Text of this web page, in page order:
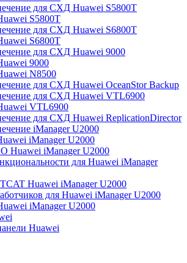
для СХД Huawei S5800T
S5800T
для СХД Huawei S6800T
S6800T
для СХД Huawei 9000
9000
N8500
для СХД Huawei OceanStor Backup
для СХД Huawei VTL6900
VTL6900
для СХД Huawei ReplicationDirector
iManager U2000
iManager U2000
Huawei iManager U2000
для Huawei iManager
Huawei iManager U2000
для Huawei iManager U2000
iManager U2000
Huawei